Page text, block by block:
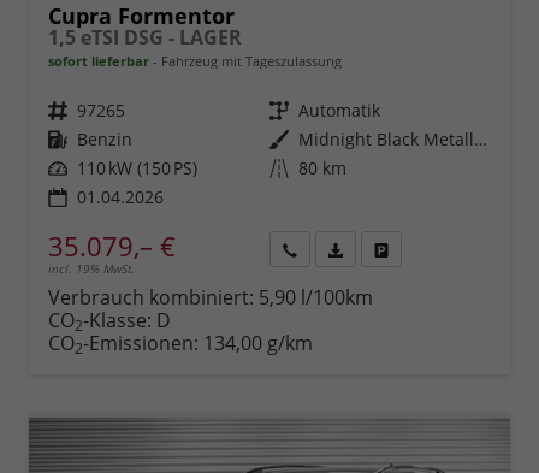
Cupra Formentor
1,5 eTSI DSG - LAGER
sofort lieferbar Fahrzeug mit Tageszulassung
Fahrzeugnr. 97265 Getriebe Automatik
Kraftstoff Benzin Außenfarbe
Midnight Black Metallic (0E)
Leistung 110 kW (150 PS) Kilometerstand 80 km
01.04.2026
35.079,– €
incl. 19% MwSt.
anfordern
Datei,
Verbrauch kombiniert: 5,90 l/100km
CO2-Klasse: D
CO2-Emissionen: 134,00 g/km